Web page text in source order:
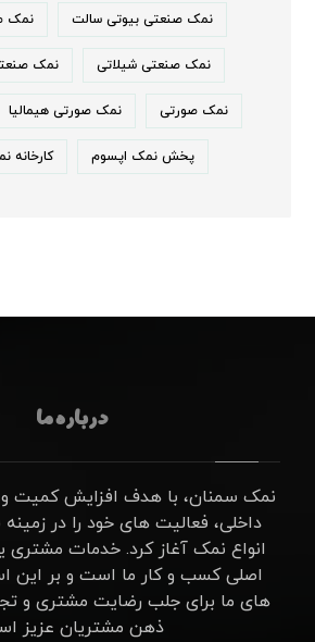
نمک صنعتی بیوتی سالت نمک
نمک صنعتی شیلاتی نمک
نمک صورتی نمک صورتی هیمالیا
پخش نمک اپسوم کارخانه
درباره ما
نمک سمنان، با هدف افزایش کمیت
داخلی، فعالیت های خود را در
انواع نمک آغاز کرد. خدمات مشتری
اصلی کسب و کار ما است و بر این
های ما برای جلب رضایت مشتری و
ذهن مشتریان عزیز